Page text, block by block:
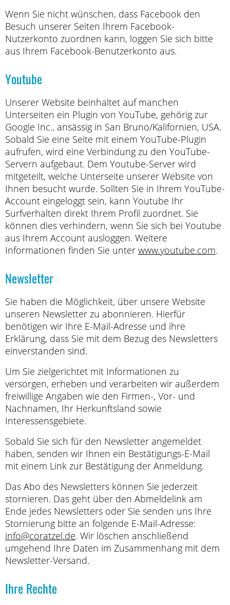
Wenn Sie nicht wünschen, dass Facebook den
Besuch unserer Seiten Ihrem Facebook-
Nutzerkonto zuordnen kann, loggen Sie sich bitte
aus Ihrem Facebook-Benutzerkonto aus.
Youtube
Unserer Website beinhaltet auf manchen
Unterseiten ein Plugin von YouTube, gehörig zur
Google Inc., ansässig in San Bruno/Kalifornien, USA.
Sobald Sie eine Seite mit einem YouTube-Plugin
aufrufen, wird eine Verbindung zu den YouTube-
Servern aufgebaut. Dem Youtube-Server wird
mitgeteilt, welche Unterseite unserer Website von
Ihnen besucht wurde. Sollten Sie in Ihrem YouTube-
Account eingeloggt sein, kann Youtube Ihr
Surfverhalten direkt Ihrem Profil zuordnet. Sie
können dies verhindern, wenn Sie sich bei Youtube
aus Ihrem Account ausloggen. Weitere
Informationen finden Sie unter www.youtube.com.
Newsletter
Sie haben die Möglichkeit, über unsere Website
unseren Newsletter zu abonnieren. Hierfür
benötigen wir Ihre E-Mail-Adresse und ihre
Erklärung, dass Sie mit dem Bezug des Newsletters
einverstanden sind.
Um Sie zielgerichtet mit Informationen zu
versorgen, erheben und verarbeiten wir außerdem
freiwillige Angaben wie den Firmen-, Vor- und
Nachnamen, Ihr Herkunftsland sowie
Interessensgebiete.
Sobald Sie sich für den Newsletter angemeldet
haben, senden wir Ihnen ein Bestätigungs-E-Mail
mit einem Link zur Bestätigung der Anmeldung.
Das Abo des Newsletters können Sie jederzeit
stornieren. Das geht über den Abmeldelink am
Ende jedes Newsletters oder Sie senden uns Ihre
Stornierung bitte an folgende E-Mail-Adresse:
info@coratzel.de. Wir löschen anschließend
umgehend Ihre Daten im Zusammenhang mit dem
Newsletter-Versand.
Ihre Rechte